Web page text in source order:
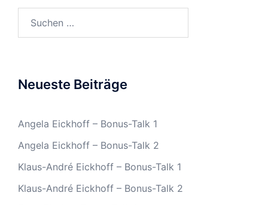
Neueste Beiträge
Angela Eickhoff – Bonus-Talk 1
Angela Eickhoff – Bonus-Talk 2
Klaus-André Eickhoff – Bonus-Talk 1
Klaus-André Eickhoff – Bonus-Talk 2